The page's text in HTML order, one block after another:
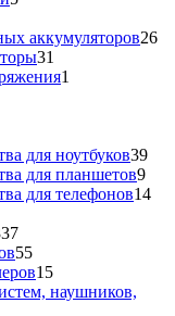
аккумуляторов2626
31
товар
1
для ноутбуков3939
для планшетов99
для телефонов1414
337
товаров
5555
товаров
1515
товаров
наушников,